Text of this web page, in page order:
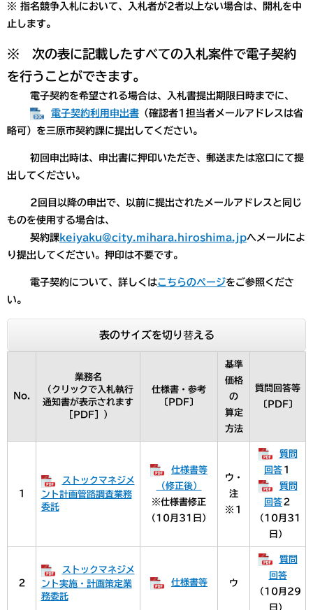
※ 指名競争入札において、入札者が2者以上ない場合は、開札を中
止します。
※ 次の表に記載したすべての入札案件で電子契約
を行うことができます。
電子契約を希望される場合は、入札書提出期限日時までに、
電子契約利用申出書 （確認者1担当者メールアドレスは省
略可）を三原市契約課に提出してください。
初回申出時は、申出書に押印いただき、郵送または窓口にて提
出してください。
2回目以降の申出で、以前に提出されたメールアドレスと同じ
ものを使用する場合は、
契約課 keiyaku@city.mihara.hiroshima.jpへメールによ
り提出してください。押印は不要です。
電子契約について、詳しくはこちらのページをご参照くださ
い。
表のサイズを切り替える
No.
業務名
（クリックで入札執行
通知書が表示されます
［PDF］）
仕様書・参考
〔PDF〕
基準
価格
の
算定
方法
質問回答等
〔PDF〕
１
ストックマネジメ
ント計画管路調査業務
委託
仕様書等
（修正後）
※仕様書修正
（10月31日）
ウ・
注
※１
質問
回答 １
質問
回答２
（10月31
日）
２
ストックマネジメ
ント実施・計画策定業
務委託
仕様書等 ウ
質問
回答
（10月29
日）